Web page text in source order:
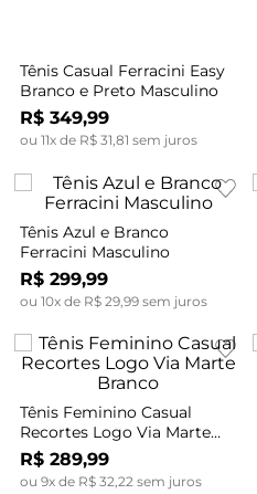
Tênis Casual Ferracini Easy
Branco e Preto Masculino
R$ 349,99
ou 11x de R$ 31,81 sem juros
Tênis Azul e Branco
Ferracini Masculino
R$ 299,99
ou 10x de R$ 29, 99sem juros
Tênis Feminino Casual
Recortes Logo Via Marte
Branco
R$ 289,99
ou 9x de R$ 32,22sem juros